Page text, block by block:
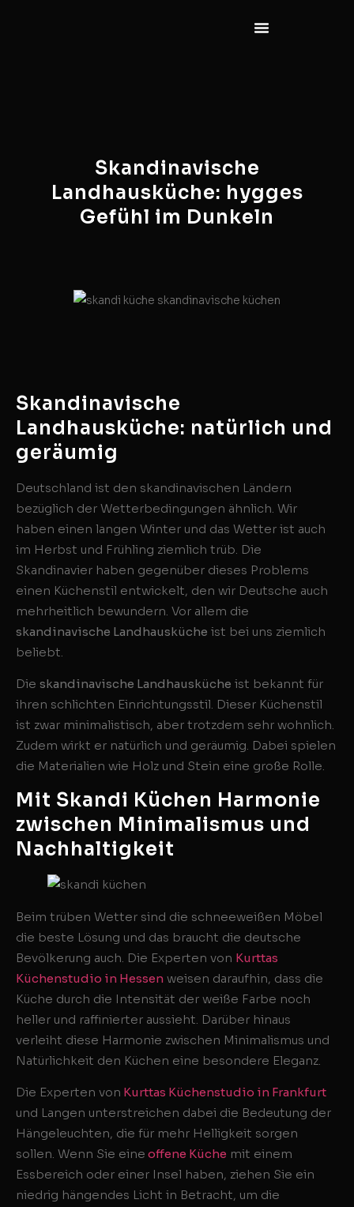
Skandinavische
Landhausküche: hygges
Gefühl im Dunkeln
Skandinavische
Landhausküche: natürlich und
geräumig
Deutschland ist den skandinavischen Ländern
bezüglich der Wetterbedingungen ähnlich. Wir
haben einen langen Winter und das Wetter ist auch
im Herbst und Frühling ziemlich trüb. Die
Skandinavier haben gegenüber dieses Problems
einen Küchenstil entwickelt, den wir Deutsche auch
mehrheitlich bewundern. Vor allem die
skandinavische Landhausküche ist bei uns ziemlich
beliebt.
Die skandinavische Landhausküche ist bekannt für
ihren schlichten Einrichtungsstil. Dieser Küchenstil
ist zwar minimalistisch, aber trotzdem sehr wohnlich.
Zudem wirkt er natürlich und geräumig. Dabei spielen
die Materialien wie Holz und Stein eine große Rolle.
Mit Skandi Küchen Harmonie
zwischen Minimalismus und
Nachhaltigkeit
Beim trüben Wetter sind die schneeweißen Möbel
die beste Lösung und das braucht die deutsche
Bevölkerung auch. Die Experten von Kurttas
Küchenstudio in Hessen weisen daraufhin, dass die
Küche durch die Intensität der weiße Farbe noch
heller und raffinierter aussieht. Darüber hinaus
verleiht diese Harmonie zwischen Minimalismus und
Natürlichkeit den Küchen eine besondere Eleganz.
Die Experten von Kurttas Küchenstudio in Frankfurt
und Langen unterstreichen dabei die Bedeutung der
Hängeleuchten, die für mehr Helligkeit sorgen
sollen. Wenn Sie eine offene Küche mit einem
Essbereich oder einer Insel haben, ziehen Sie ein
niedrig hängendes Licht in Betracht, um die